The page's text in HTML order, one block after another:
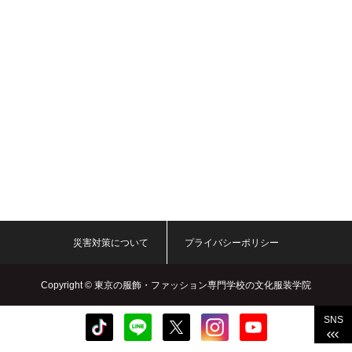
Copyright © 東京の服飾・ファッション専門学校の文化服装学院
Bunka Fashion College. All rights reserved.
災害対策について プライバシーポリシー
SNS